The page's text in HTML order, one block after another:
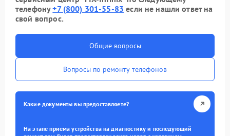
телефону+7 (800) 301-55-83 если не нашли ответ на
свой вопрос.
Общие вопросы
Вопросы по ремонту телефонов
Какие документы вы предоставляете?
На этапе приема устройства на диагностику и последующий